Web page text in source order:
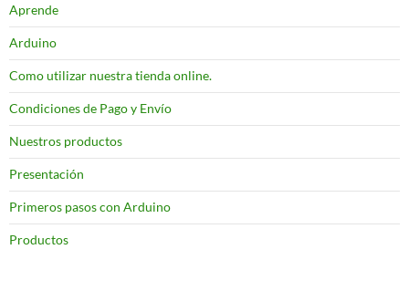
Aprende
Arduino
Como utilizar nuestra tienda online.
Condiciones de Pago y Envío
Nuestros productos
Presentación
Primeros pasos con Arduino
Productos